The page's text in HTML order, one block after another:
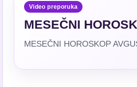
Video preporuka
MESEČNI
MESEČNI HOROSKOP